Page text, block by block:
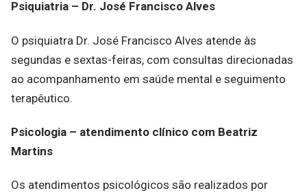
Psiquiatria – Dr. José Francisco Alves
O psiquiatra Dr. José Francisco Alves atende às
segundas e sextas-feiras, com consultas direcionadas
ao acompanhamento em saúde mental e seguimento
terapêutico.
Psicologia – atendimento clínico com Beatriz
Martins
Os atendimentos psicológicos são realizados por